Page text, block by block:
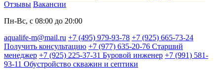
Отзывы Вакансии
Пн-Вс, с 08:00 до 20:00
aqualife-m@mail.ru +7 (495) 979-93-78 +7 (925) 665-73-24
Получить консультацию +7 (977) 635-20-76 Старший
менеджер +7 (925) 225-37-31 Буровой инженер +7 (991) 581-
93-11 Обустройство скважин и септики